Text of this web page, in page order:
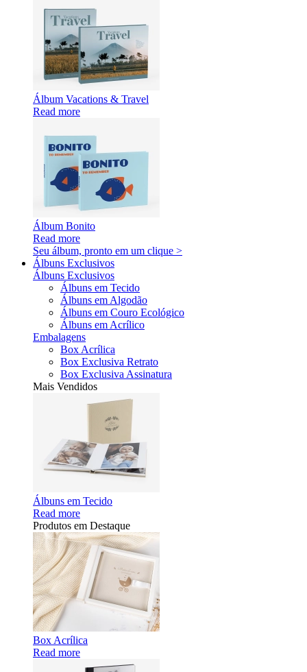
Álbum Vacations & Travel
Read more
Álbum Bonito
Read more
Seu álbum, pronto em um clique >
Álbuns Exclusivos
Álbuns Exclusivos
Álbuns em Tecido
Álbuns em Algodão
Álbuns em Couro Ecológico
Álbuns em Acrílico
Embalagens
Box Acrílica
Box Exclusiva Retrato
Box Exclusiva Assinatura
Mais Vendidos
Álbuns em Tecido
Read more
Produtos em Destaque
Box Acrílica
Read more